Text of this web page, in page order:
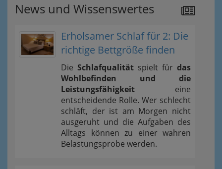
News und Wissenswertes
Erholsamer Schlaf für 2: Die
richtige Bettgröße finden
Die Schlafqualität spielt für das
Wohlbefinden und die
Leistungsfähigkeit eine
entscheidende Rolle. Wer schlecht
schläft, der ist am Morgen nicht
ausgeruht und die Aufgaben des
Alltags können zu einer wahren
Belastungsprobe werden.